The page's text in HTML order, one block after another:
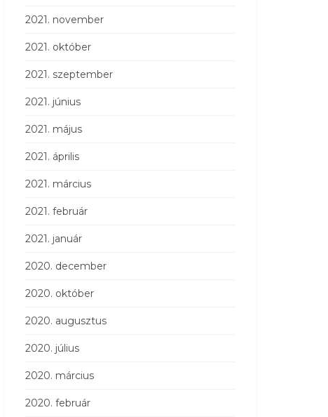
2021. november
2021. október
2021. szeptember
2021. június
2021. május
2021. április
2021. március
2021. február
2021. január
2020. december
2020. október
2020. augusztus
2020. július
2020. március
2020. február